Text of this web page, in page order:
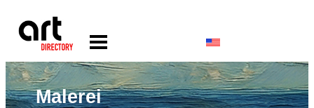
Malerei